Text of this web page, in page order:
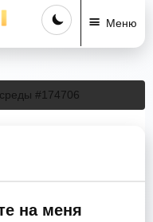
Меню
#174706
на меня